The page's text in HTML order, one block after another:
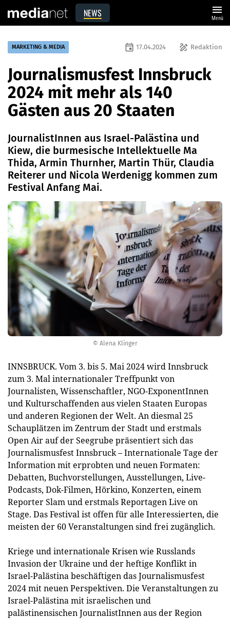
NEWS menu
Menü
© Alena Klinger
MARKETING & MEDIA draw Redaktion
event 17.04.2024
Journalismusfest Innsbruck
2024 mit mehr als 140
Gästen aus 20 Staaten
JournalistInnen aus Israel-Palästina und
Kiew, die burmesische Intellektuelle Ma
Thida, Armin Thurnher, Martin Thür, Claudia
Reiterer und Nicola Werdenigg kommen zum
Festival Anfang Mai.
INNSBRUCK. Vom 3. bis 5. Mai 2024 wird Innsbruck
zum 3. Mal internationaler Treffpunkt von
Journalisten, Wissenschaftler, NGO-ExponentInnen
und Kulturschaffenden aus vielen Staaten Europas
und anderen Regionen der Welt. An diesmal 25
Schauplätzen im Zentrum der Stadt und erstmals
Open Air auf der Seegrube präsentiert sich das
Journalismusfest Innsbruck – Internationale Tage der
Information mit erprobten und neuen Formaten:
Debatten, Buchvorstellungen, Ausstellungen, Live-
Podcasts, Dok-Filmen, Hörkino, Konzerten, einem
Reporter Slam und erstmals Reportagen Live on
Stage. Das Festival ist offen für alle Interessierten, die
meisten der 60 Veranstaltungen sind frei zugänglich.
Kriege und internationale Krisen wie Russlands
Invasion der Ukraine und der heftige Konflikt in
Israel-Palästina beschäftigen das Journalismusfest
2024 mit neuen Perspektiven. Die Veranstaltungen zu
Israel-Palästina mit israelischen und
palästinensischen JournalistInnen aus der Region